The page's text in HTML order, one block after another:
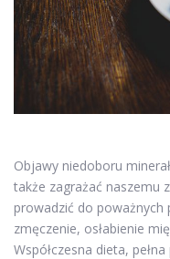
Objawy niedoboru
także zagrażać naszemu
prowadzić do
zmęczenie, osłabienie
Współczesna dieta,